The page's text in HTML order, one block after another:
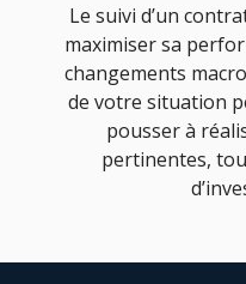
Le suivi d’un
maximiser sa
changements
de votre situation
pousser à
pertinentes,